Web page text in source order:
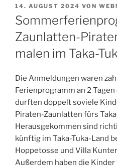
VERÖFFENTLICHT
AM
14. AUGUST 2024 VON
Zaunlatten-
malen im Taka-
Die Anmeldungen waren
Ferienprogramm an 2
durften doppelt soviele
Piraten-Zaunlatten fürs
Herausgekommen sind
künftig im Taka-Tuka-Land
Hoppetosse und Villa
Außerdem haben die